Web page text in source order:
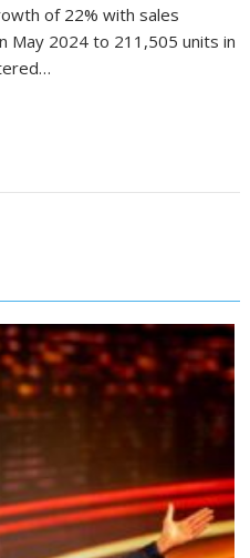
of 22% with sales
May 2024 to 211,505 units in